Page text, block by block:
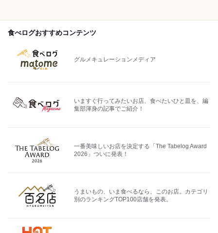
食べログおすすめコンテンツ
グルメキュレーションメディア
いますぐ行ってみたいお店、食べたいひと皿を、編
集部渾身の記事でご紹介！
一番美味しいお店を決定する「The Tabelog Award
2026」ついに発表！
うまいもの、いま食べるなら、このお店。カテゴリ
別のランキングTOP100店舗を発表。